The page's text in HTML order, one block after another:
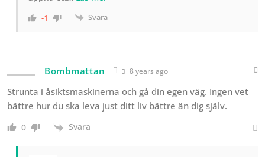
-1 Svara
Bombmattan 8 years ago
Strunta i åsiktsmaskinerna och gå din egen väg. Ingen vet
bättre hur du ska leva just ditt liv bättre än dig själv.
0 Svara